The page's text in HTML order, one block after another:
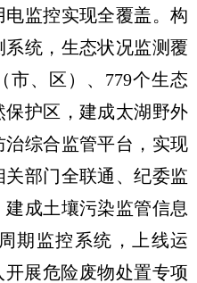
监控实现全覆盖。构
统，生态状况监测覆
市、区）、779个生态
护区，建成太湖野外
综合监管平台，实现
部门全联通、纪委监
成土壤污染监管信息
期监控系统，上线运
展危险废物处置专项